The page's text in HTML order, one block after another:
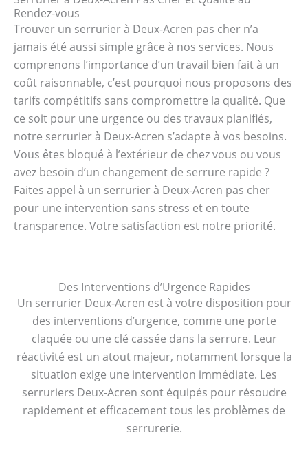
Rendez-vous
Trouver un serrurier à Deux-Acren pas cher n’a
jamais été aussi simple grâce à nos services. Nous
comprenons l’importance d’un travail bien fait à un
coût raisonnable, c’est pourquoi nous proposons des
tarifs compétitifs sans compromettre la qualité. Que
ce soit pour une urgence ou des travaux planifiés,
notre serrurier à Deux-Acren s’adapte à vos besoins.
Vous êtes bloqué à l’extérieur de chez vous ou vous
avez besoin d’un changement de serrure rapide ?
Faites appel à un serrurier à Deux-Acren pas cher
pour une intervention sans stress et en toute
transparence. Votre satisfaction est notre priorité.
Des Interventions d’Urgence Rapides
Un serrurier Deux-Acren est à votre disposition pour
des interventions d’urgence, comme une porte
claquée ou une clé cassée dans la serrure. Leur
réactivité est un atout majeur, notamment lorsque la
situation exige une intervention immédiate. Les
serruriers Deux-Acren sont équipés pour résoudre
rapidement et efficacement tous les problèmes de
serrurerie.